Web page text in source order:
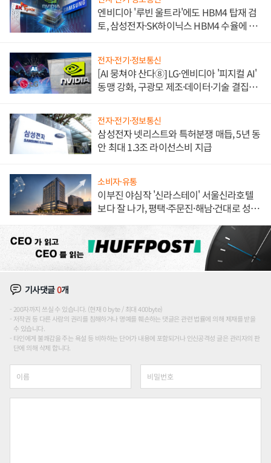
엔비디아 '루빈 울트라'에도 HBM4 탑재 검
토, 삼성전자·SK하이닉스 HBM4 수율에 주
전자·전기·정보통신
[AI 뭉쳐야 산다⑧] LG·엔비디아 '피지컬 AI'
동맹 강화, 구광모 제조·데이터·기술 결집
전자·전기·정보통신
삼성전자 넷리스트와 특허분쟁 매듭, 5년 동
안 최대 1.3조 라이선스비 지급
소비자·유통
이부진 야심작 '신라스테이' 서울신라호텔
보다 잘 나가, 평택·주문진·해남·건대로 성
기사댓글0개
200자까지 쓰실 수 있습니다. (현재 0 byte / 최대 400byte)
저작권 등 다른 사람의 권리를 침해하거나 명예를 훼손하는 댓글은 관련 법률에 의해 제재를 받을
수 있습니다.
타인에게 불쾌감을 주는 욕설 등 비하하는 단어가 내용에 포함되거나 인신공격성 글은 관리자의 판
단에 의해 삭제 합니다.